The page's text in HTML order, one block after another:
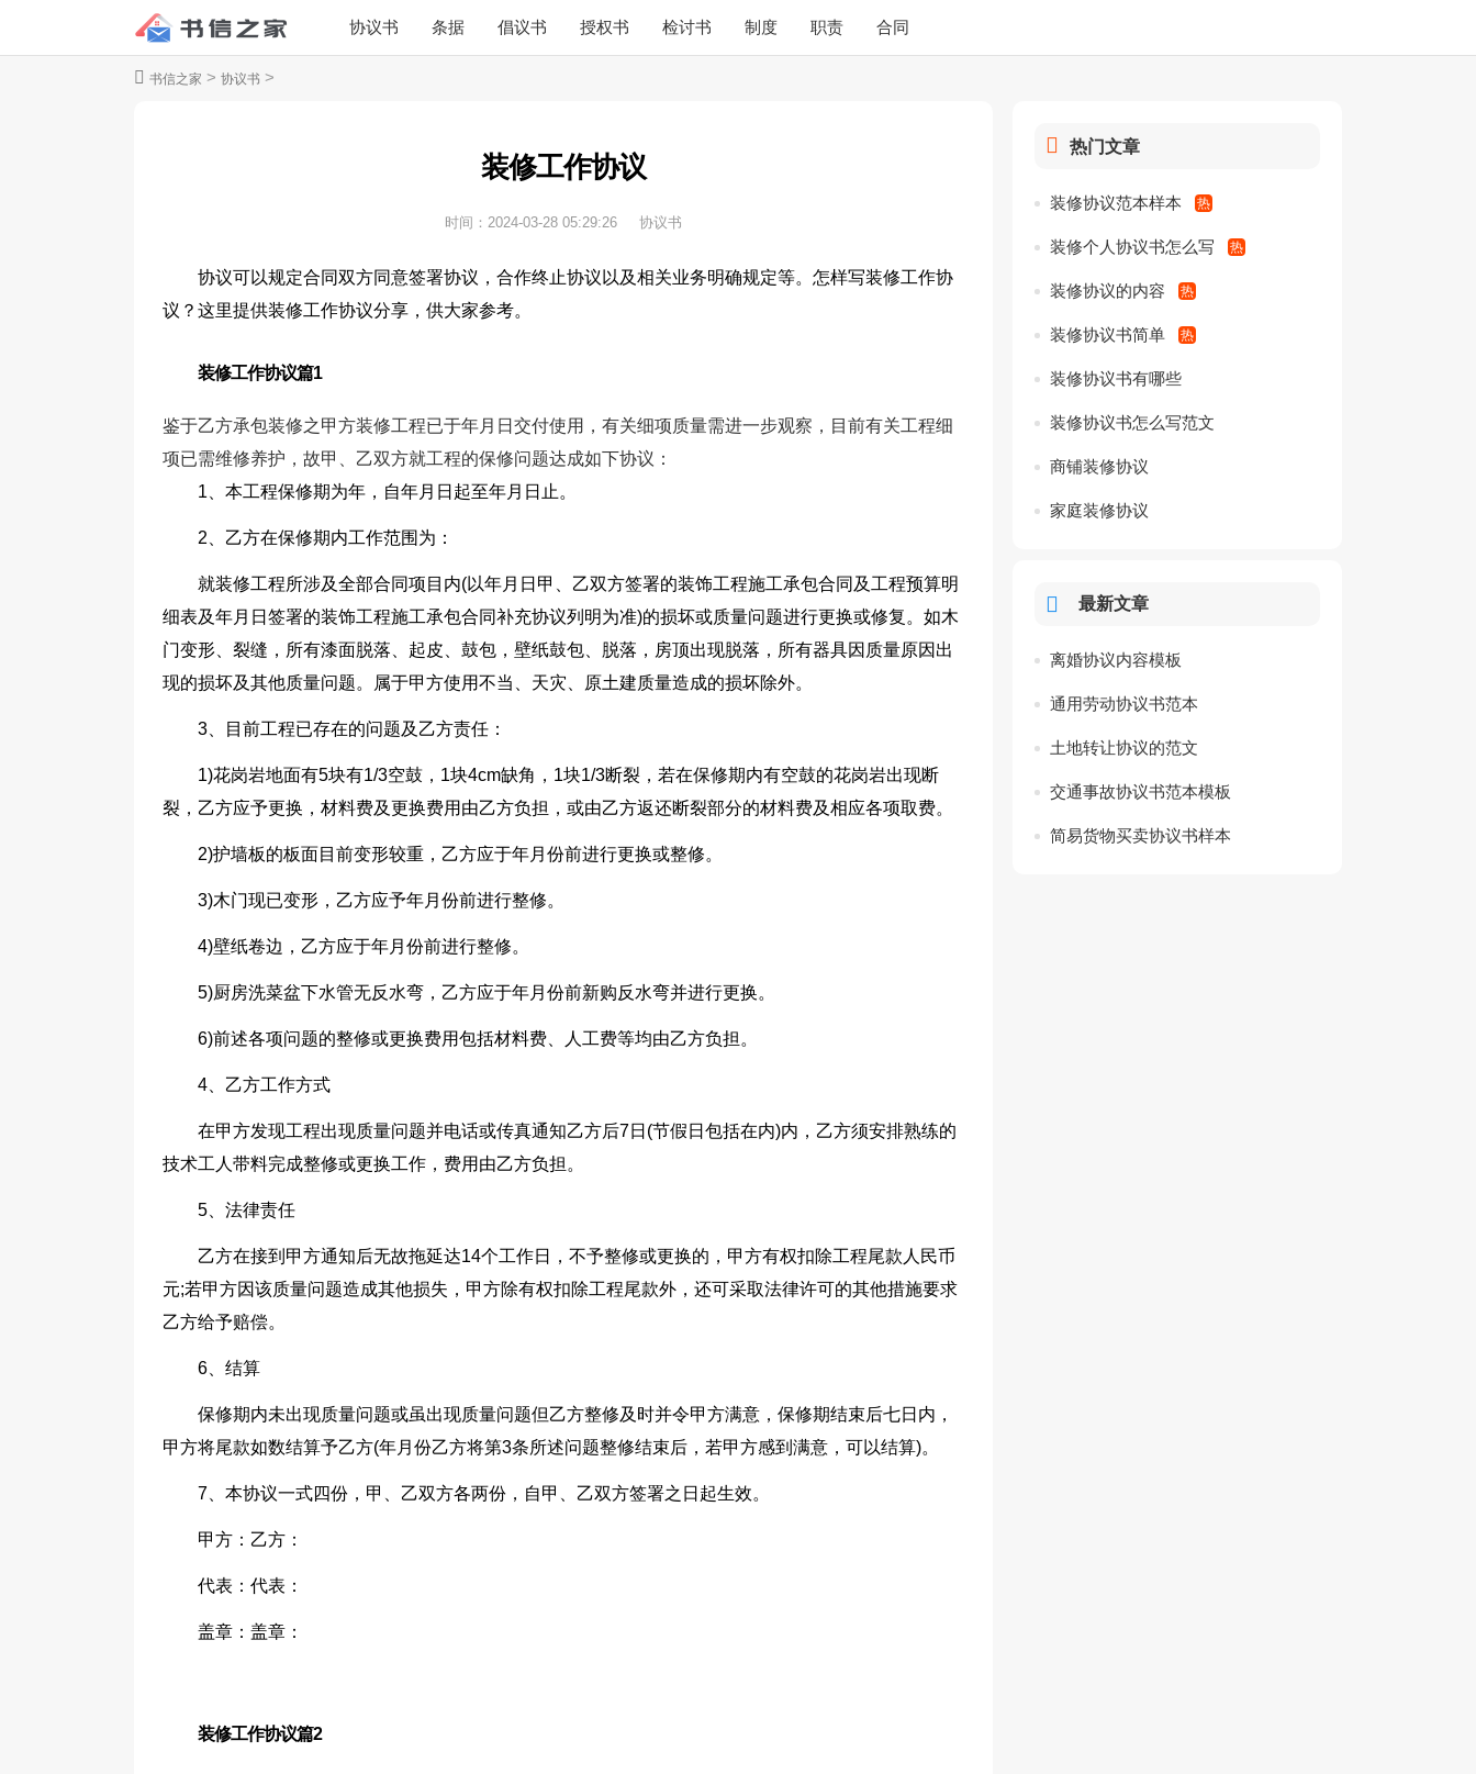
协议书 条据 倡议书 授权书 检讨书 制度 职责 合同
书信之家 > 协议书 >
装修工作协议
时间： 2024-03-28 05:29:26 协议书
协议可以规定合同双方同意签署协议，合作终止协议以及相关业务明确规定等。怎样写装修工作协
议？这里提供装修工作协议分享，供大家参考。
装修工作协议篇1
鉴于乙方承包装修之甲方装修工程已于年月日交付使用，有关细项质量需进一步观察，目前有关工程细
项已需维修养护，故甲、乙双方就工程的保修问题达成如下协议：
1、本工程保修期为年，自年月日起至年月日止。
2、乙方在保修期内工作范围为：
就装修工程所涉及全部合同项目内(以年月日甲、乙双方签署的装饰工程施工承包合同及工程预算明
细表及年月日签署的装饰工程施工承包合同补充协议列明为准)的损坏或质量问题进行更换或修复。如木
门变形、裂缝，所有漆面脱落、起皮、鼓包，壁纸鼓包、脱落，房顶出现脱落，所有器具因质量原因出
现的损坏及其他质量问题。属于甲方使用不当、天灾、原土建质量造成的损坏除外。
3、目前工程已存在的问题及乙方责任：
1)花岗岩地面有5块有1/3空鼓，1块4cm缺角，1块1/3断裂，若在保修期内有空鼓的花岗岩出现断
裂，乙方应予更换，材料费及更换费用由乙方负担，或由乙方返还断裂部分的材料费及相应各项取费。
2)护墙板的板面目前变形较重，乙方应于年月份前进行更换或整修。
3)木门现已变形，乙方应予年月份前进行整修。
4)壁纸卷边，乙方应于年月份前进行整修。
5)厨房洗菜盆下水管无反水弯，乙方应于年月份前新购反水弯并进行更换。
6)前述各项问题的整修或更换费用包括材料费、人工费等均由乙方负担。
4、乙方工作方式
在甲方发现工程出现质量问题并电话或传真通知乙方后7日(节假日包括在内)内，乙方须安排熟练的
技术工人带料完成整修或更换工作，费用由乙方负担。
5、法律责任
乙方在接到甲方通知后无故拖延达14个工作日，不予整修或更换的，甲方有权扣除工程尾款人民币
元;若甲方因该质量问题造成其他损失，甲方除有权扣除工程尾款外，还可采取法律许可的其他措施要求
乙方给予赔偿。
6、结算
保修期内未出现质量问题或虽出现质量问题但乙方整修及时并令甲方满意，保修期结束后七日内，
甲方将尾款如数结算予乙方(年月份乙方将第3条所述问题整修结束后，若甲方感到满意，可以结算)。
7、本协议一式四份，甲、乙双方各两份，自甲、乙双方签署之日起生效。
甲方：乙方：
代表：代表：
盖章：盖章：
装修工作协议篇2
热门文章
装修协议范本样本
装修个人协议书怎么写
装修协议的内容
装修协议书简单
装修协议书有哪些
装修协议书怎么写范文
商铺装修协议
家庭装修协议
最新文章
离婚协议内容模板
通用劳动协议书范本
土地转让协议的范文
交通事故协议书范本模板
简易货物买卖协议书样本